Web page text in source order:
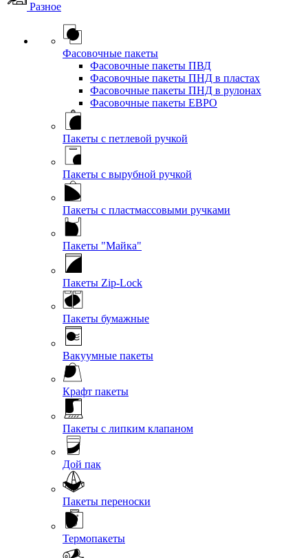
Разное
Фасовочные пакеты
Фасовочные пакеты ПВД
Фасовочные пакеты ПНД в пластах
Фасовочные пакеты ПНД в рулонах
Фасовочные пакеты ЕВРО
Пакеты с петлевой ручкой
Пакеты с вырубной ручкой
Пакеты с пластмассовыми ручками
Пакеты "Майка"
Пакеты Zip-Lock
Пакеты бумажные
Вакуумные пакеты
Крафт пакеты
Пакеты с липким клапаном
Дой пак
Пакеты переноски
Термопакеты